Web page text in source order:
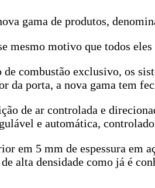
gama de produtos,
mesmo motivo que todos
combustão exclusivo, os
da porta, a nova gama tem
de ar controlada e
e automática,
em 5 mm de espessura em
alta densidade como já é